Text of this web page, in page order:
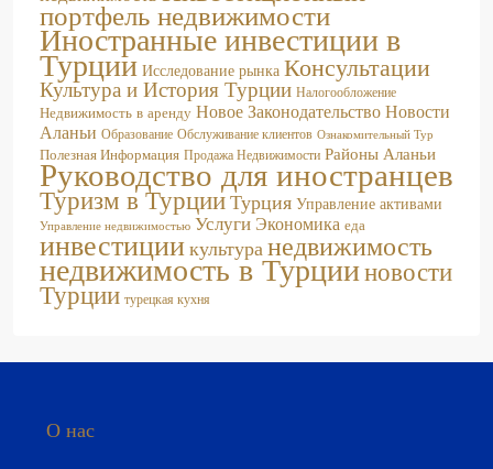
портфель недвижимости
Иностранные инвестиции в
Турции Исследование рынка Консультации
Культура и История Турции Налогообложение
Недвижимость в аренду Новое ЗаконодательствоНовости
Аланьи Образование Обслуживание клиентов Ознакомительный Тур
Полезная Информация Продажа Недвижимости Районы Аланьи
Руководство для иностранцев
Туризм в ТурцииТурция Управление активами
Управление недвижимостью Услуги Экономика еда
инвестициикультуранедвижимость
недвижимость в Турцииновости
Турции турецкая кухня
О нас